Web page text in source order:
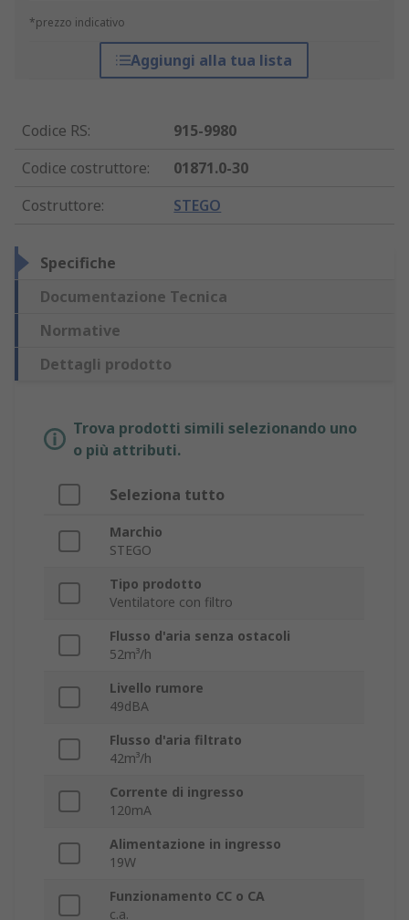
*prezzo indicativo
Aggiungi alla tua lista
Codice RS:
915-9980
Codice costruttore:
01871.0-30
Costruttore: STEGO
Specifiche
Documentazione Tecnica
Normative
Dettagli prodotto
Trova prodotti simili selezionando uno
o più attributi.
Seleziona tutto
Marchio
STEGO
Tipo prodotto
Ventilatore con filtro
Flusso d'aria senza ostacoli
52m³/h
Livello rumore
49dBA
Flusso d'aria filtrato
42m³/h
Corrente di ingresso
120mA
Alimentazione in ingresso
19W
Funzionamento CC o CA
c.a.